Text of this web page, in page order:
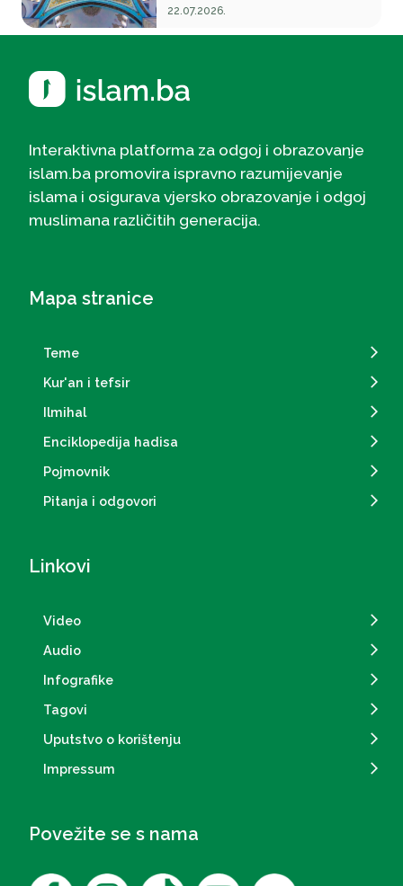
22.07.2026.
Interaktivna platforma za odgoj i obrazovanje
islam.ba promovira ispravno razumijevanje
islama i osigurava vjersko obrazovanje i odgoj
muslimana različitih generacija.
Mapa stranice
Teme
Kur'an i tefsir
Ilmihal
Enciklopedija hadisa
Pojmovnik
Pitanja i odgovori
Linkovi
Video
Audio
Infografike
Tagovi
Uputstvo o korištenju
Impressum
Povežite se s nama